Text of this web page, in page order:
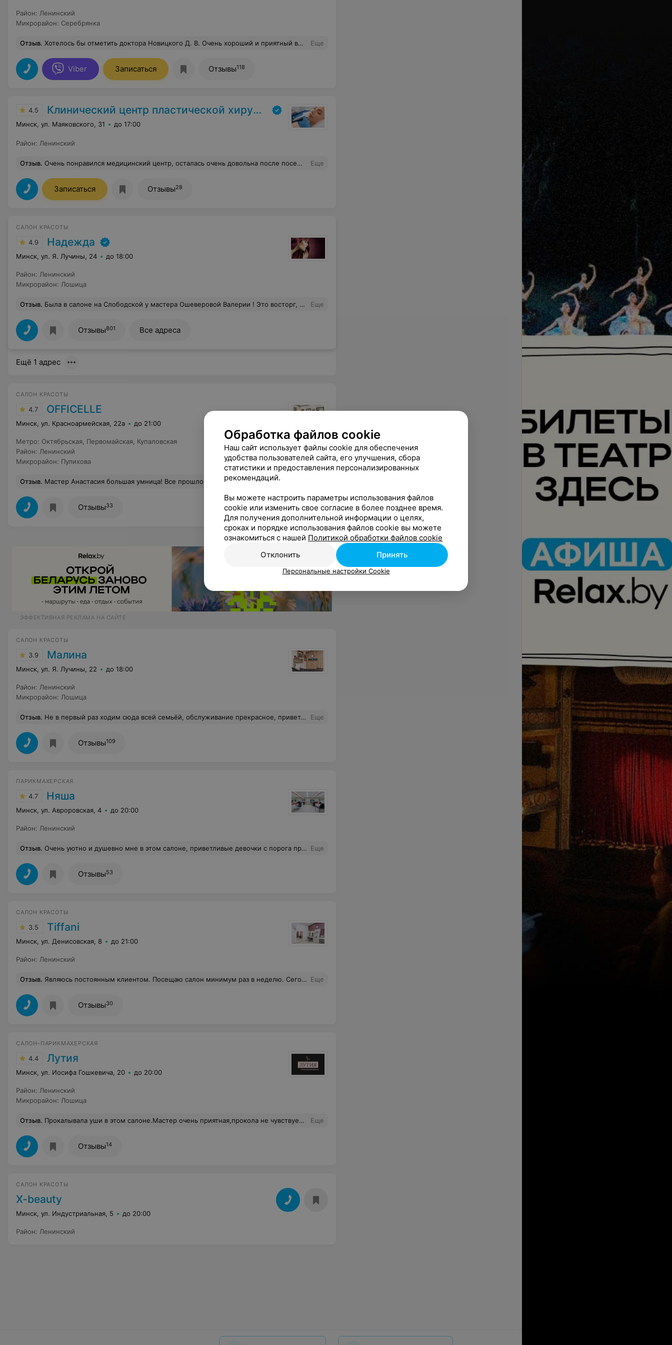
Район: Ленинский
Микрорайон: Серебрянка
Отзыв. Хотелось бы отметить доктора Новицкого Д. В. Очень хороший и приятный врач. Ответил на все мои вопросы до и после обследования, рассказал подробно о результатах и дал рекомендации к дальнейшему лечению. Спасибо Вам! Еще
Viber Записаться Отзывы118
4.5 Клинический центр пластической хирургии и медицинской косметологии
Минск, ул. Маяковского, 31 до 17:00
Район: Ленинский
Отзыв. Очень понравился медицинский центр, осталась очень довольна после посещения, рекомендую! Еще
Записаться Отзывы28
САЛОН КРАСОТЫ
4.9 Надежда
Минск, ул. Я. Лучины, 24 до 18:00
Район: Ленинский
Микрорайон: Лошица
Отзыв. Была в салоне на Слободской у мастера Ошеверовой Валерии ! Это восторг, подобрала цвет волос и стрижку прям как я хотела! Ручки очень нежные, всё сделала очень аккуратно ) Администратор очень приветливая , сделали вкусный кофе Хочу отметить , что в салоне очень уютно , приятно там находится, было ощущение , будто я там уже не первый раз Еще
Отзывы801 Все адреса
Ещё 1 адрес
САЛОН КРАСОТЫ
4.7 OFFICELLE
Минск, ул. Красноармейская, 22а до 21:00
Метро: Октябрьская Первомайская Купаловская
Район: Ленинский
Микрорайон: Пулихова
Отзыв. Мастер Анастасия большая умница! Все прошло очень быстро и профессионально!
Отзывы33
ЭФФЕКТИВНАЯ РЕКЛАМА НА САЙТЕ
САЛОН КРАСОТЫ
3.9 Малина
Минск, ул. Я. Лучины, 22 до 18:00
Район: Ленинский
Микрорайон: Лошица
Отзыв. Не в первый раз ходим сюда всей семьёй, обслуживание прекрасное, приветливые работники, особую благодарность хотелось бы выразить мастеру Еве за аккуратные бровки и Алесе за безболезненный прокол ушей:) Еще
Отзывы109
ПАРИКМАХЕРСКАЯ
4.7 Няша
Минск, ул. Авроровская, 4 до 20:00
Район: Ленинский
Отзыв. Очень уютно и душевно мне в этом салоне, приветливые девочки с порога предлагают кофе или чай и всегда уделят внимание, что не мало важно. Хожу на стрижку к Леночке (маленькой), очень старательная и хорошая. Отличный мастер (хотя мне очень непросто угодить) 10 из 10. Еще
Отзывы53
САЛОН КРАСОТЫ
3.5 Tiffani
Минск, ул. Денисовская, 8 до 21:00
Район: Ленинский
Отзыв. Являюсь постоянным клиентом. Посещаю салон минимум раз в неделю. Сегодня (03.08.2018) была очень неприятно удивлена общением администратора. Была записана на сегодня на 14:00 к косметологу. Вчера подтвердила запись, но сегодня утром из-за работы планы изменились и поняла, что в 14 быть не смогу. Позвонила, чтобы перенести запись на вторник. Позвонила в 9:00. На что администратор начала у меня спрашивать, точно ли я приду во вторник; как плохо, что я переношу запись, что они отказали другим клиентам из-за меня, а теперь я не приду и тд. Я была просто в шоке. Это сервис "Советского Союза" уже надоел! Мне очень нравится и косметолог, и парикмахер в этом салоне. Но я лишний раз подумаю, записываться туда или нет, а то вдруг что-нибудь случится, перенесу запись и на меня опять выльют весь этот поток информации. Еще
Отзывы30
САЛОН-ПАРИКМАХЕРСКАЯ
4.4 Лутия
Минск, ул. Иосифа Гошкевича, 20 до 20:00
Район: Ленинский
Микрорайон: Лошица
Отзыв. Прокалывала уши в этом салоне.Мастер очень приятная,прокола не чувствуется вообще. И в последующем очень быстро все зажило. Очень довольна и советую! Еще
Отзывы14
САЛОН КРАСОТЫ
X-beauty
Минск, ул. Индустриальная, 5 до 20:00
Район: Ленинский
Обработка файлов cookie
Наш сайт использует файлы cookie для обеспечения
удобства пользователей сайта, его улучшения, сбора
статистики и предоставления персонализированных
рекомендаций.
Вы можете настроить параметры использования файлов
cookie или изменить свое согласие в более позднее время.
Для получения дополнительной информации о целях,
сроках и порядке использования файлов cookie вы можете
ознакомиться с нашей Политикой обработки файлов cookie
Отклонить
Принять
Персональные настройки Cookie